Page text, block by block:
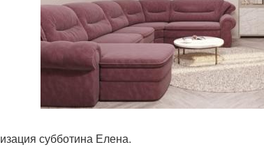
субботина Елена.